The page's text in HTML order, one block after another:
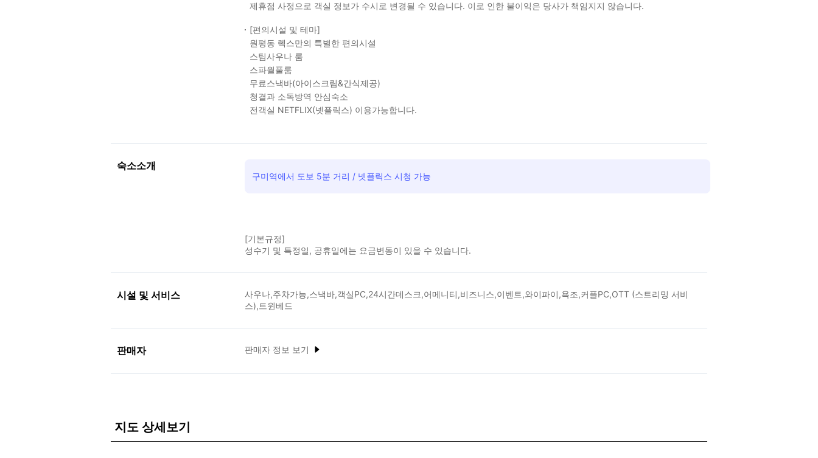
제휴점 사정으로 객실 정보가 수시로 변경될 수 있습니다. 이로 인한 불이익은 당사가 책임지지 않습니다.
[편의시설 및 테마]
원평동 렉스만의 특별한 편의시설
스팀사우나 룸
스파월풀룸
무료스낵바(아이스크림&간식제공)
청결과 소독방역 안심숙소
전객실 NETFLIX(넷플릭스) 이용가능합니다.
숙소소개
구미역에서 도보 5분 거리 / 넷플릭스 시청 가능
[기본규정]
성수기 및 특정일, 공휴일에는 요금변동이 있을 수 있습니다.
시설 및 서비스
사우나,주차가능,스낵바,객실PC,24시간데스크,어메니티,비즈니스,이벤트,와이파이,욕조,커플PC,OTT (스트리밍 서비
스),트윈베드
판매자 판매자 정보 보기
지도 상세보기